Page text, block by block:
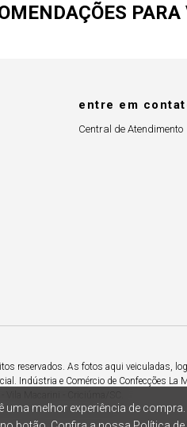
melhor experiência de compra.
PARA
entre em
Central de Atendimento
reservados. As fotos aqui veiculadas,
Indústria e Comércio de Confecções